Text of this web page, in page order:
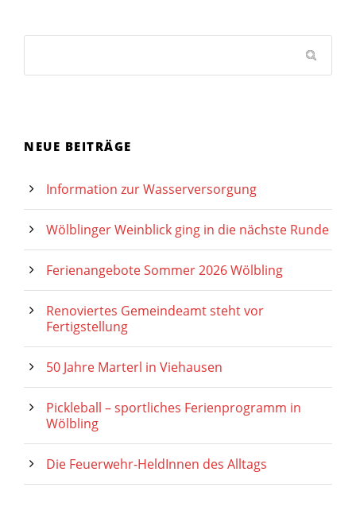
NEUE BEITRÄGE
Information zur Wasserversorgung
Wölblinger Weinblick ging in die nächste Runde
Ferienangebote Sommer 2026 Wölbling
Renoviertes Gemeindeamt steht vor
Fertigstellung
50 Jahre Marterl in Viehausen
Pickleball – sportliches Ferienprogramm in
Wölbling
Die Feuerwehr-HeldInnen des Alltags